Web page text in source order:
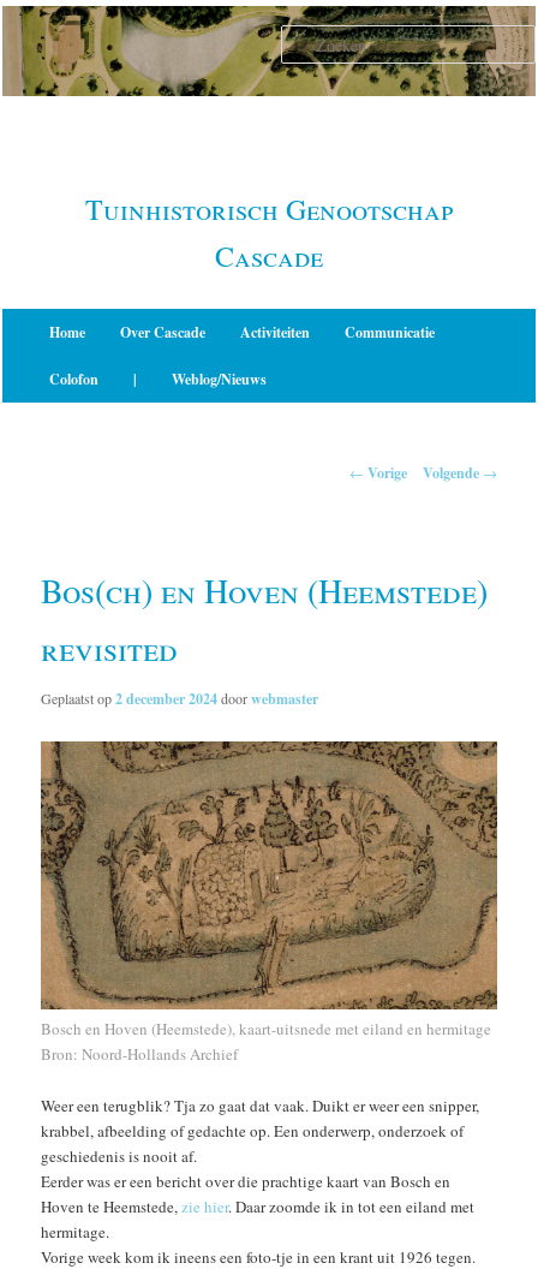
Spring
naar
primaire
Tuinhistorisch Genootschap
Cascade
Home Over Cascade Activiteiten Communicatie
Colofon | Weblog/Nieuws
← Vorige Volgende →
Bos(ch) en Hoven (Heemstede)
revisited
Geplaatst op2 december 2024doorwebmaster
Bosch en Hoven (Heemstede), kaart-uitsnede met eiland en hermitage
Bron: Noord-Hollands Archief
Weer een terugblik? Tja zo gaat dat vaak. Duikt er weer een snipper,
krabbel, afbeelding of gedachte op. Een onderwerp, onderzoek of
geschiedenis is nooit af.
Eerder was er een bericht over die prachtige kaart van Bosch en
Hoven te Heemstede,zie hier. Daar zoomde ik in tot een eiland met
hermitage.
Vorige week kom ik ineens een foto-tje in een krant uit 1926 tegen.